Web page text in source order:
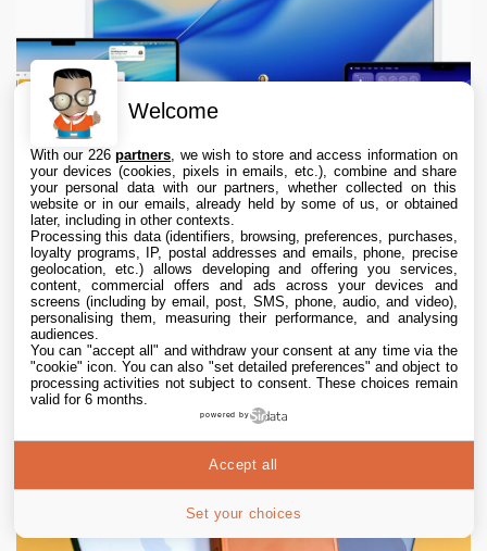
macOS 26.6.1 est disponible, avec macOS
15.7.9 et macOS 14.8.9
6 Aug. 2026 • 19:55
Welcome
With our 226partners , we wish to store and access information on
your devices (cookies, pixels in emails, etc.), combine and share
your personal data with our partners, whether collected on this
website or in our emails, already held by some of us, or obtained
later, including in other contexts.
Processing this data (identifiers, browsing, preferences, purchases,
loyalty programs, IP, postal addresses and emails, phone, precise
geolocation, etc.) allows developing and offering you services,
content, commercial offers and ads across your devices and
screens (including by email, post, SMS, phone, audio, and video),
personalising them, measuring their performance, and analysing
audiences.
You can "accept all" and withdraw your consent at any time via the
"cookie" icon. You can also "set detailed preferences" and object to
processing activities not subject to consent. These choices remain
valid for 6 months.
powered by
Set your choices
Accept all